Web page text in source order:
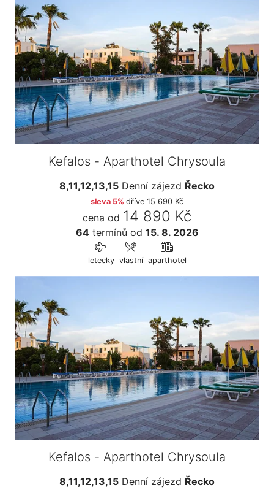
Kefalos - Aparthotel Chrysoula
8,11,12,13,15 Denní zájezd Řecko
sleva 5% dříve15 690 Kč
cena od 14 890 Kč
64termínů od 15. 8. 2026
letecky vlastní aparthotel
Kefalos - Aparthotel Chrysoula
8,11,12,13,15 Denní zájezd Řecko